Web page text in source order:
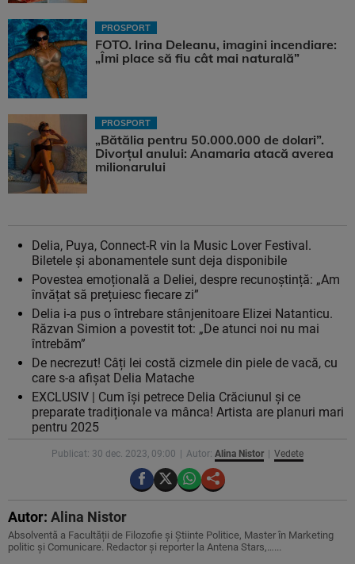
PROSPORT
FOTO. Irina Deleanu, imagini incendiare:
„Îmi place să fiu cât mai naturală”
PROSPORT
„Bătălia pentru 50.000.000 de dolari”.
Divorțul anului: Anamaria atacă averea
milionarului
Delia, Puya, Connect-R vin la Music Lover Festival.
Biletele și abonamentele sunt deja disponibile
Povestea emoțională a Deliei, despre recunoștință: „Am
învățat să prețuiesc fiecare zi”
Delia i-a pus o întrebare stânjenitoare Elizei Natanticu.
Răzvan Simion a povestit tot: „De atunci noi nu mai
întrebăm”
De necrezut! Câți lei costă cizmele din piele de vacă, cu
care s-a afișat Delia Matache
EXCLUSIV | Cum își petrece Delia Crăciunul și ce
preparate tradiționale va mânca! Artista are planuri mari
pentru 2025
Publicat: 30 dec. 2023, 09:00 Autor: Alina Nistor Vedete
Autor: Alina Nistor
Absolventă a Facultății de Filozofie și Știinte Politice, Master în Marketing
politic și Comunicare. Redactor și reporter la Antena Stars,…...